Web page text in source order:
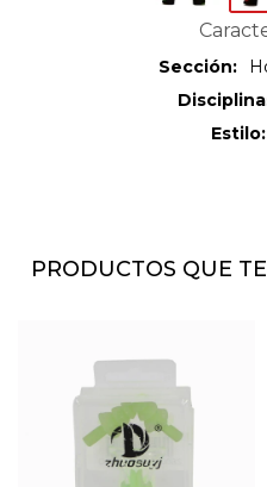
Sección
Estilo
PRODUCTOS QUE